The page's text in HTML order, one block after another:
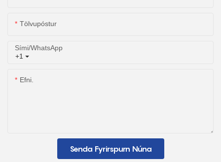
Tölvupóstur
+1
Sími/WhatsApp
Efni.
Senda Fyrirspurn Núna